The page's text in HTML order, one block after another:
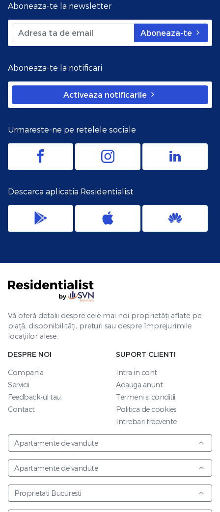
Aboneaza-te la newsletter
Aboneaza-te
Aboneaza-te la notificari
Activeaza notificarile
Urmareste-ne pe retelele sociale
Descarca aplicatia Residentialist
Vă oferă detalii despre cele mai noi proprietăți aflate pe
piață, disponibilități, prețuri sau despre împrejurimile
locațiilor alese.
DESPRE NOI
Compania
Servicii
Feedback-ul tau
Contact
SUPORT CLIENTI
Intra in cont
Adauga anunt
Termeni si conditii
Politica de cookies
Intrebari frecvente
Apartamente de vandute
Apartamente de vandute
Proprietati Bucuresti